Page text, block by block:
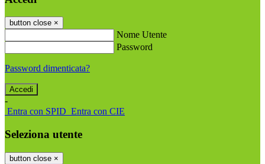
button close ×
Nome Utente
Password
Password dimenticata?
-
Entra con SPID Entra con CIE
Seleziona utente
button close ×